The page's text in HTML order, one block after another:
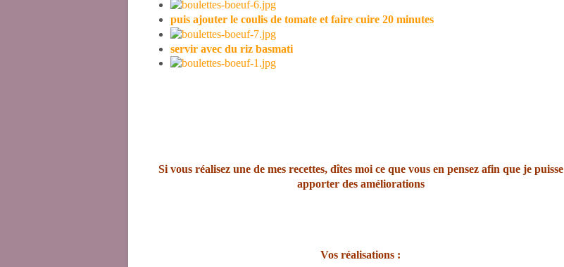
puis ajouter le coulis de tomate et faire cuire 20 minutes
servir avec du riz basmati
Si vous réalisez une de mes recettes, dîtes moi ce que vous en pensez afin que je puisse
apporter des améliorations
Vos réalisations :